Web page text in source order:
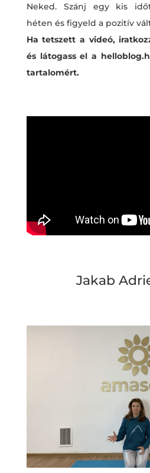
Neked. Szánj egy kis
héten és figyeld a pozitív
Ha tetszett a videó,
és látogass el a
tartalomért.
Jakab